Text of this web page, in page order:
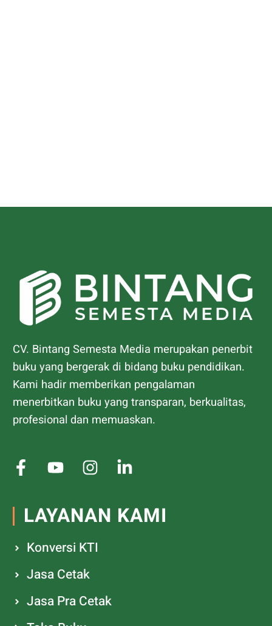
CV. Bintang Semesta Media merupakan penerbit
buku yang bergerak di bidang buku pendidikan.
Kami hadir memberikan pengalaman
menerbitkan buku yang transparan, berkualitas,
profesional dan memuaskan.
LAYANAN KAMI
Konversi KTI
Jasa Cetak
Jasa Pra Cetak